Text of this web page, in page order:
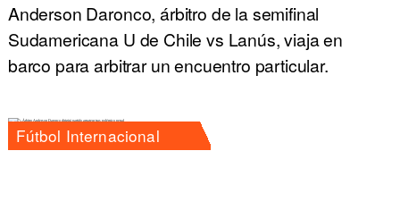
Anderson Daronco, árbitro de la semifinal
Sudamericana U de Chile vs Lanús, viaja en
barco para arbitrar un encuentro particular.
Fútbol Internacional